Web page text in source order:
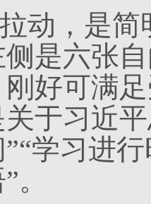
动，是简
是六张
好可满
于习近
学习进